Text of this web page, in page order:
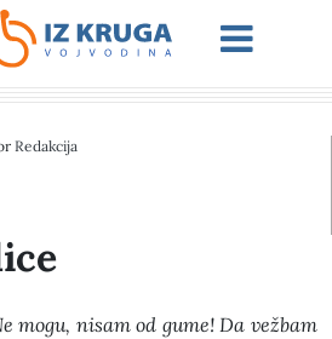
Redakcija
mogu, nisam od gume! Da vežbam